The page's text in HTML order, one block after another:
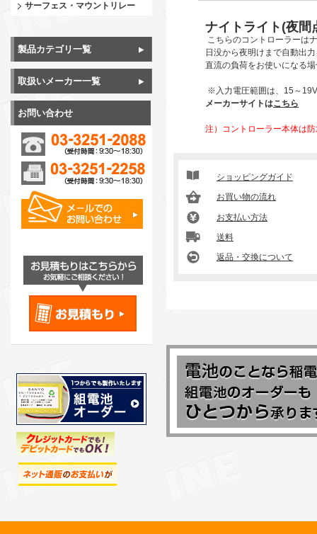
サーフェス・マウントリレー
製品カテゴリ一覧
取扱いメーカー一覧
お問い合わせ
ナイトライト(夜間
こちらのコントローラーは
日没から夜明けまで自動出
直流の負荷をお使いになる
※入力電圧範囲は、15～
メーカーサイトはこちら
注）コントローラー本体は
ショッピングガイド
お買い物の流れ
お支払い方法
送料
返品・交換について